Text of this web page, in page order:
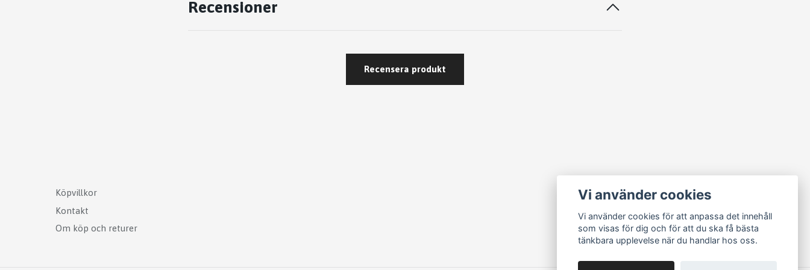
Recensioner
Recensera produkt
Köpvillkor
Kontakt
Om köp och returer
Vi använder cookies
Vi använder cookies för att anpassa det innehåll
som visas för dig och för att du ska få bästa
tänkbara upplevelse när du handlar hos oss.